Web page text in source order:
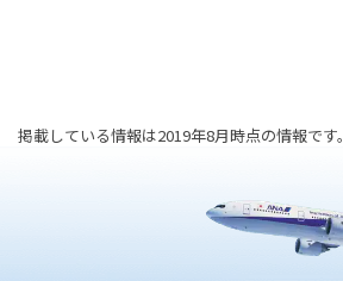
掲載している情報は2019年8月時点の情報です。